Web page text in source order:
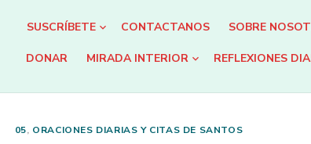
SUSCRÍBETE CONTACTANOS SOBRE
DONAR MIRADA INTERIOR REFLEXIONES
05, ORACIONES DIARIAS Y CITAS DE SANTOS